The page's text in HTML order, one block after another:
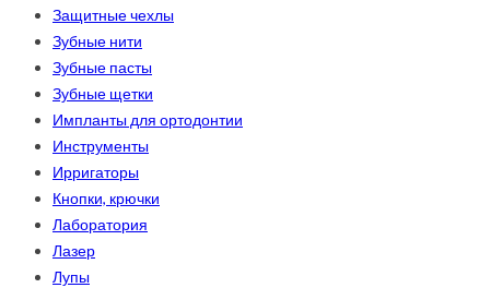
Защитные чехлы
Зубные нити
Зубные пасты
Зубные щетки
Импланты для ортодонтии
Инструменты
Ирригаторы
Кнопки, крючки
Лаборатория
Лазер
Лупы